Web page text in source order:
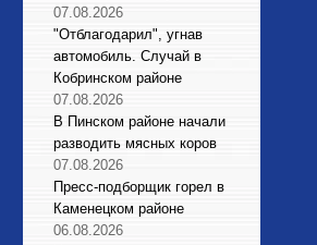
07.08.2026
"Отблагодарил", угнав
автомобиль. Случай в
Кобринском районе
07.08.2026
В Пинском районе начали
разводить мясных коров
07.08.2026
Пресс-подборщик горел в
Каменецком районе
06.08.2026